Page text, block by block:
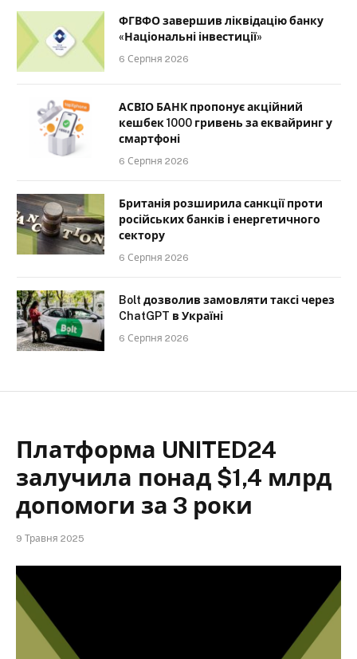
ФГВФО завершив ліквідацію банку
«Національні інвестиції»
6 Серпня 2026
АСВІО БАНК пропонує акційний
кешбек 1000 гривень за еквайринг у
смартфоні
6 Серпня 2026
Британія розширила санкції проти
російських банків і енергетичного
сектору
6 Серпня 2026
Bolt дозволив замовляти таксі через
ChatGPT в Україні
6 Серпня 2026
Платформа UNITED24
залучила понад $1,4 млрд
допомоги за 3 роки
9 Травня 2025